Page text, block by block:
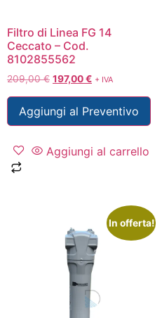
Filtro di Linea FG 14
Ceccato – Cod.
8102855562
209,00€ 197,00€ + IVA
Aggiungi al Preventivo
Aggiungi al carrello
In offerta!